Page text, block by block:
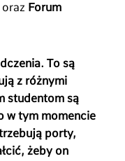
oraz Forum
To są
z różnymi
studentom są
w tym momencie
porty,
żeby on